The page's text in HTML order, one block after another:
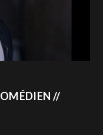
//